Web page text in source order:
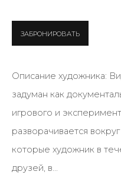
КОНТАКТЫ
191014
+7 (812) 275-97-62
Режим работы:
Вт - вс: 12:00 - 20:00
info@annanova-
Telegram
ЗАБРОНИРОВАТЬ
Описание художника:
задуман как
игрового и
разворачивается
которые художник в
друзей, в...